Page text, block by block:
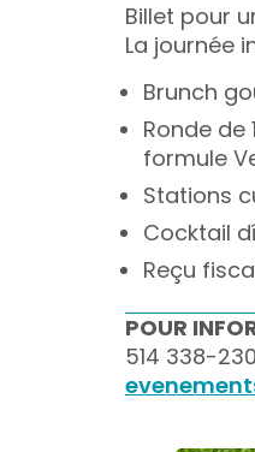
Billet pour
La journée
Brunch
Ronde
formule
Stations
Cocktail
Reçu
POUR
514 338-